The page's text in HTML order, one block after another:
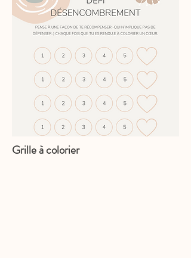
Grille à colorier